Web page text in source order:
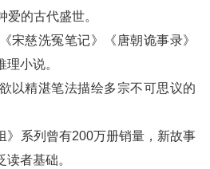
爱的古代盛世。
宋慈洗冤笔记》《唐朝诡事录》
理小说。
以精湛笔法描绘多宗不可思议的
》系列曾有200万册销量，新故事
者基础。